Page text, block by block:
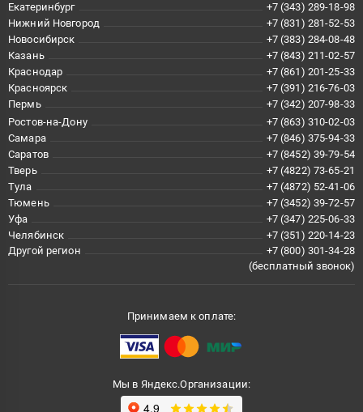
Екатеринбург
+7 (343) 289-18-98
Нижний Новгород
+7 (831) 281-52-53
Новосибирск
+7 (383) 284-08-48
Казань
+7 (843) 211-02-57
Краснодар
+7 (861) 201-25-33
Красноярск
+7 (391) 216-76-03
Пермь
+7 (342) 207-98-33
Ростов-на-Дону
+7 (863) 310-02-03
Самара
+7 (846) 375-94-33
Саратов
+7 (8452) 39-79-54
Тверь
+7 (4822) 73-65-21
Тула
+7 (4872) 52-41-06
Тюмень
+7 (3452) 39-72-57
Уфа
+7 (347) 225-06-33
Челябинск
+7 (351) 220-14-23
Другой регион
+7 (800) 301-34-28
(бесплатный звонок)
Принимаем к оплате:
Мы в Яндекс.Организации: